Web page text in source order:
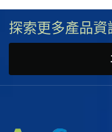
探索更多產品資